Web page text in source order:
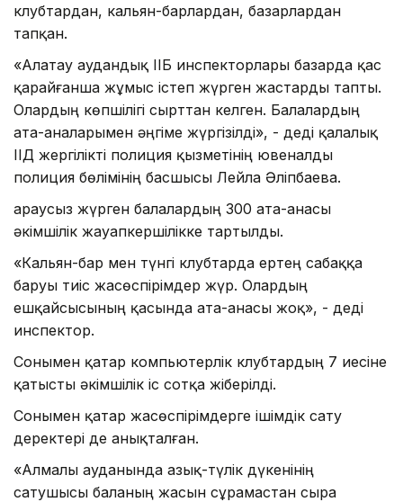
клубтардан, кальян-барлардан, базарлардан
тапқан.
«Алатау аудандық ІІБ инспекторлары базарда қас
қарайғанша жұмыс істеп жүрген жастарды тапты.
Олардың көпшілігі сырттан келген. Балалардың
ата-аналарымен әңгіме жүргізілді», - деді қалалық
ІІД жергілікті полиция қызметінің ювеналды
полиция бөлімінің басшысы Лейла Әліпбаева.
Қараусыз жүрген балалардың 300 ата-анасы
әкімшілік жауапкершілікке тартылды.
«Кальян-бар мен түнгі клубтарда ертең сабаққа
баруы тиіс жасөспірімдер жүр. Олардың
ешқайсысының қасында ата-анасы жоқ», - деді
инспектор.
Сонымен қатар компьютерлік клубтардың 7 иесіне
қатысты әкімшілік іс сотқа жіберілді.
Сонымен қатар жасөспірімдерге ішімдік сату
деректері де анықталған.
«Алмалы ауданында азық-түлік дүкенінің
сатушысы баланың жасын сұрамастан сыра